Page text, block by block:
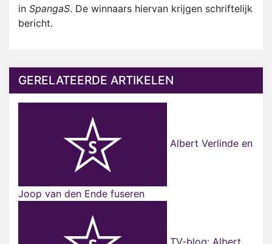
in SpangaS. De winnaars hiervan krijgen schriftelijk
bericht.
GERELATEERDE ARTIKELEN
Albert Verlinde en
Joop van den Ende fuseren